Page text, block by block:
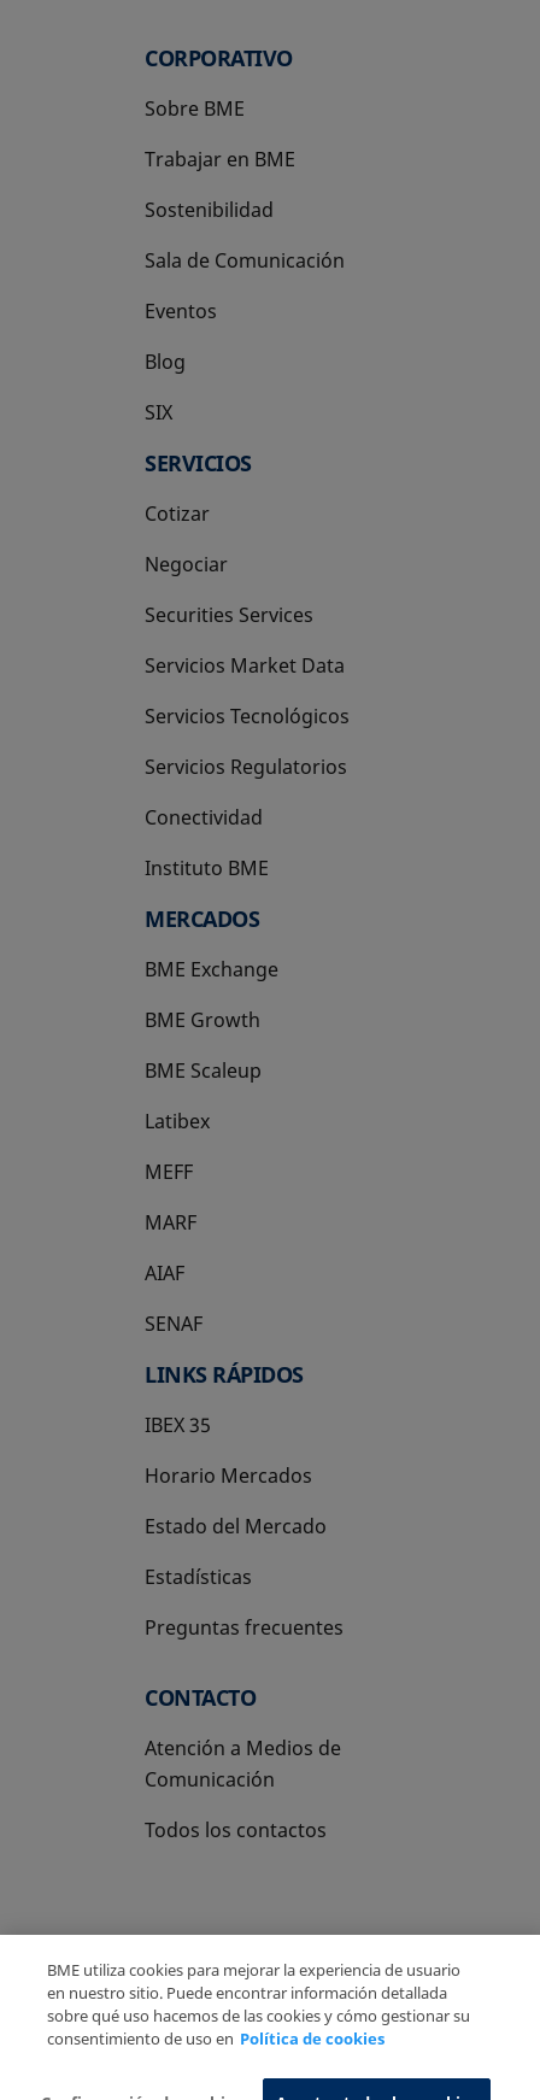
CORPORATIVO
Sobre BME
Trabajar en BME
Sostenibilidad
Sala de Comunicación
Eventos
Blog
SIX
se abre en una pestaña nueva
SERVICIOS
Cotizar
Negociar
Securities Services
Servicios Market Data
Servicios Tecnológicos
Servicios Regulatorios
Conectividad
Instituto BME
se abre en una pestaña nueva
MERCADOS
BME Exchange
BME Growth
se abre en una pestaña nueva
BME Scaleup
se abre en una pestaña nueva
Latibex
se abre en una pestaña nueva
MEFF
se abre en una pestaña nueva
MARF
AIAF
SENAF
LINKS RÁPIDOS
IBEX 35
Horario Mercados
Estado del Mercado
Estadísticas
Preguntas frecuentes
CONTACTO
Atención a Medios de
Comunicación
Todos los contactos
Copyright Ⓒ BME 2026
Aviso Legal
Politica de Privacidad
Política de cookies
Sistema de Información
BME utiliza cookies para mejorar la experiencia de usuario
en nuestro sitio. Puede encontrar información detallada
sobre qué uso hacemos de las cookies y cómo gestionar su
consentimiento de uso en Política de cookies